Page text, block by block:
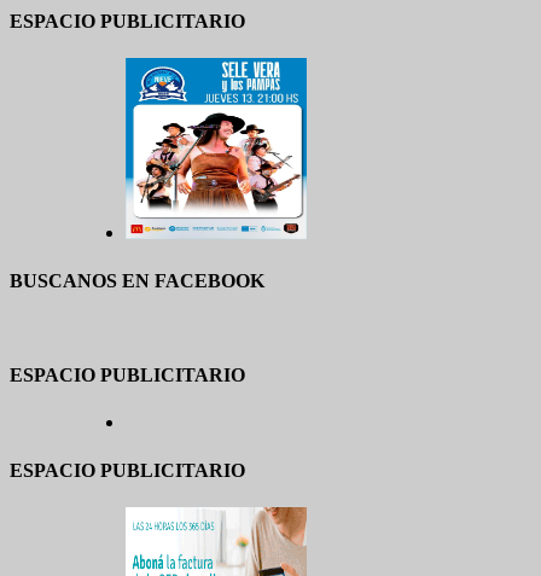
ESPACIO PUBLICITARIO
BUSCANOS EN FACEBOOK
ESPACIO PUBLICITARIO
ESPACIO PUBLICITARIO